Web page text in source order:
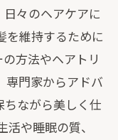
々のヘアケアに
を維持するために
方法やヘアトリ
専門家からアドバ
ちながら美しく仕
や睡眠の質、